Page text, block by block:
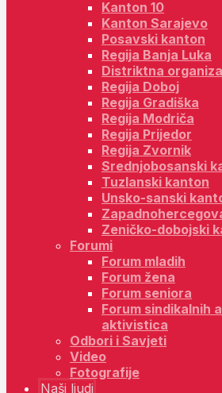
Kanton 10
Kanton Sarajevo
Posavski kanton
Regija Banja Luka
Distriktna
Regija Doboj
Regija Gradiška
Regija Modriča
Regija Prijedor
Regija Zvornik
Srednjobosanski
Tuzlanski kanton
Unsko-sanski
Zeničko-dobojski
Forumi
Forum mladih
Forum žena
Forum seniora
Forum sindikalnih
aktivistica
Odbori i Savjeti
Video
Fotografije
Naši ljudi